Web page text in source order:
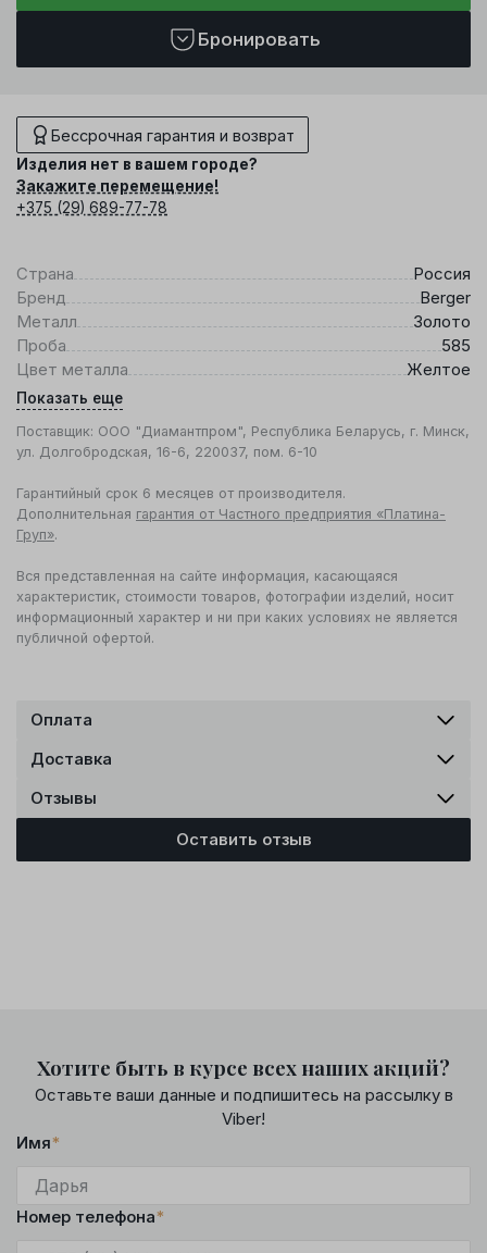
Бронировать
Бессрочная гарантия и возврат
Изделия нет в вашем городе?
Закажите перемещение!
+375 (29) 689-77-78
Страна
Россия
Бренд
Berger
Металл
Золото
Проба
585
Цвет металла
Желтое
Показать еще
Поставщик: ООО "Диамантпром", Республика Беларусь, г. Минск,
ул. Долгобродская, 16-6, 220037, пом. 6-10
Гарантийный срок 6 месяцев от производителя.
Дополнительная гарантия от Частного предприятия «Платина-
Груп».
Вся представленная на сайте информация, касающаяся
характеристик, стоимости товаров, фотографии изделий, носит
информационный характер и ни при каких условиях не является
публичной офертой.
Оплата
Доставка
Отзывы
Оставить отзыв
Хотите быть в курсе всех наших акций?
Оставьте ваши данные и подпишитесь на рассылку в
Viber!
Имя*
Номер телефона*